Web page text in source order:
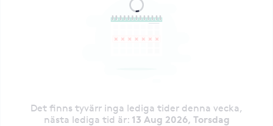
Det finns tyvärr inga lediga tider denna vecka,
nästa lediga tid är: 13 Aug 2026, Torsdag